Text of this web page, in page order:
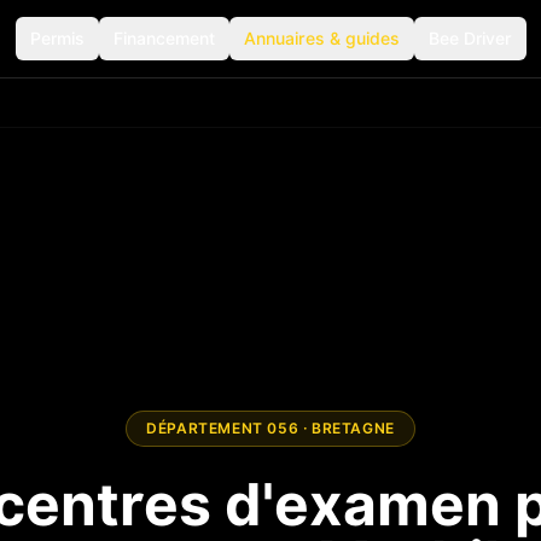
Annuaires & guides
DÉPARTEMENT056 · BRETAGNE
d'examen